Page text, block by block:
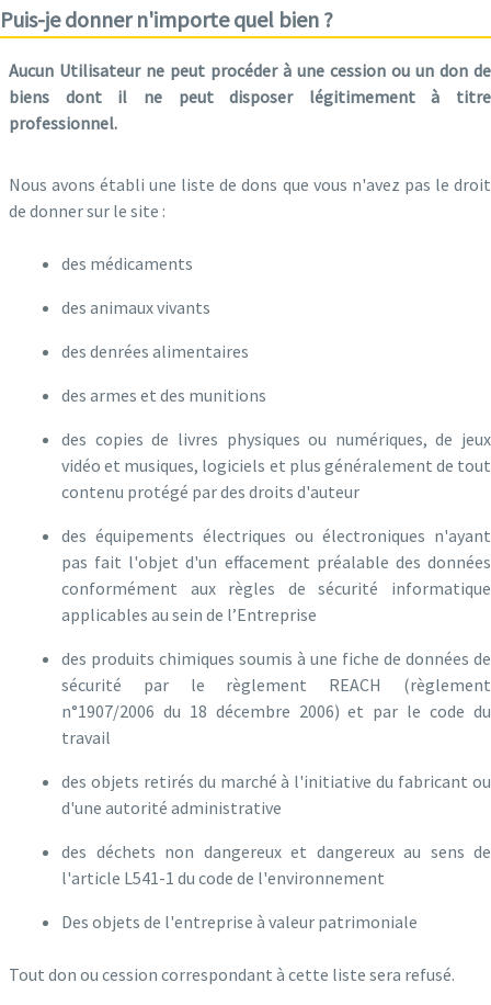
Puis-je donner n'importe quel bien ?
Aucun Utilisateur ne peut procéder à une cession ou un don de
biens dont il ne peut disposer légitimement à titre
professionnel.
Nous avons établi une liste de dons que vous n'avez pas le droit
de donner sur le site :
des médicaments
des animaux vivants
des denrées alimentaires
des armes et des munitions
des copies de livres physiques ou numériques, de jeux
vidéo et musiques, logiciels et plus généralement de tout
contenu protégé par des droits d'auteur
des équipements électriques ou électroniques n'ayant
pas fait l'objet d'un effacement préalable des données
conformément aux règles de sécurité informatique
applicables au sein de l’Entreprise
des produits chimiques soumis à une fiche de données de
sécurité par le règlement REACH (règlement
n°1907/2006 du 18 décembre 2006) et par le code du
travail
des objets retirés du marché à l'initiative du fabricant ou
d'une autorité administrative
des déchets non dangereux et dangereux au sens de
l'article L541-1 du code de l'environnement
Des objets de l'entreprise à valeur patrimoniale
Tout don ou cession correspondant à cette liste sera refusé.